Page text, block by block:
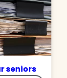
seniors